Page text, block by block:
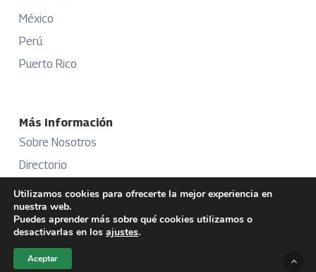
México
Perú
Puerto Rico
Más Información
Sobre Nosotros
Directorio
Aviso Legal
Términos y Condiciones
Publicidad
Utilizamos cookies para ofrecerte la mejor experiencia en
nuestra web.
Puedes aprender más sobre qué cookies utilizamos o
desactivarlas en los ajustes.
Aceptar